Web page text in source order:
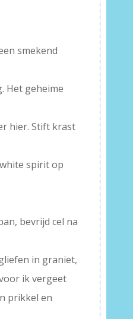
smekend
Het geheime
hier. Stift krast
spirit op
bevrijd cel na
in graniet,
ik vergeet
prikkel en